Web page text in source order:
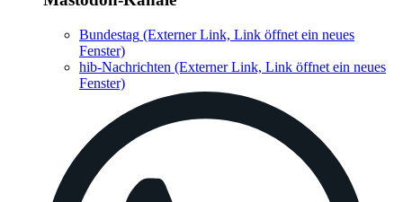
Bundestag (Externer Link, Link öffnet ein neues
Fenster)
hib-Nachrichten (Externer Link, Link öffnet ein neues
Fenster)